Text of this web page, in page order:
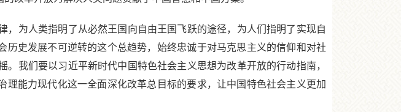
为人类指明了从必然王国向自由王国飞跃的途径，为人们指明了实现自
史发展不可逆转的这个总趋势，始终忠诚于对马克思主义的信仰和对社
我们要以习近平新时代中国特色社会主义思想为改革开放的行动指南，
能力现代化这一全面深化改革总目标的要求，让中国特色社会主义更加